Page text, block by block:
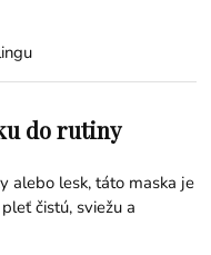
do rutiny
alebo lesk, táto maska je
čistú, sviežu a